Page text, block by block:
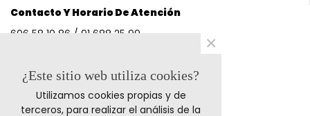
Contacto Y Horario De Atención
606 58 10 86 / 91 688 25 99
Métodos De Pago
¿Este sitio web utiliza cookies?
Utilizamos cookies propias y de
terceros, para realizar el análisis de la
×